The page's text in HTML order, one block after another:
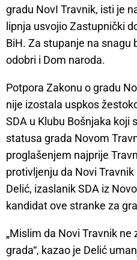
gradu NovI Travnik, isti je
lipnja usvojio Zastupnički
BiH. Za stupanje na snagu
odobri i Dom naroda.
Potpora Zakonu o gradu
nije izostala uspkos
SDA u Klubu Bošnjaka koji
statusa grada Novom
proglašenjem najprije
protivljenju da Novi
Delić, izaslanik SDA iz
kandidat ove stranke za
„Mislim da Novi Travnik
grada“, kazao je Delić